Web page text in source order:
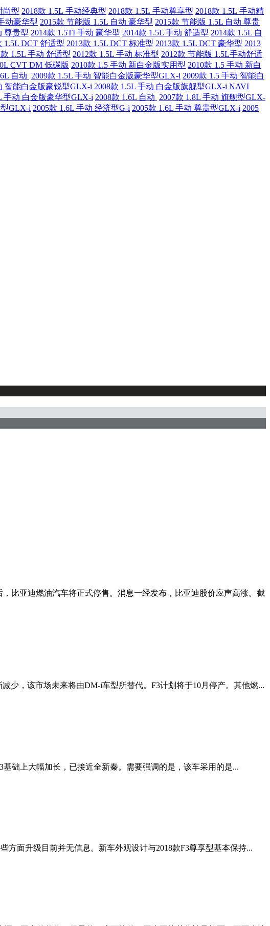
尚型 2018款 1.5L 手动经典型 2018款 1.5L 手动尊享型 2018款 1.5L 手动精
动豪华型 2015款 节能版 1.5L 自动 豪华型 2015款 节能版 1.5L 自动 尊贵
尊贵型 2014款 1.5TI 手动 豪华型 2014款 1.5L 手动 舒适型 2014款 1.5L 自
1.5L DCT 舒适型 2013款 1.5L DCT 标准型 2013款 1.5L DCT 豪华型 2013
款 1.5L 手动 舒适型 2012款 1.5L 手动 标准型 2012款 节能版 1.5L手动舒适
CVT DM 低碳版 2010款 1.5 手动 新白金版实用型 2010款 1.5 手动 新白
自动 2009款 1.5L 手动 智能白金版豪华型GLX-i 2009款 1.5 手动 智能白
智能白金版豪锐型GLX-i 2008款 1.5L 手动 白金版旗舰型GLX-i NAVI
手动 白金版豪华型GLX-i 2008款 1.6L 自动 2007款 1.8L 手动 旗舰型GLX-
型GLX-i 2005款 1.6L 手动 经济型G-i 2005款 1.6L 手动 尊贵型GLX-i 2005
比亚迪燃油汽车将正式停售。消息一经发布，比亚迪股价应声高涨。截
少，该市场未来将由DM-i车型所替代。F3计划将于10月停产。其他燃...
础上大幅加长，已接近全新秦。需要强调的是，该车采用的是...
方面升级目前并无信息。新车外观设计与2018款F3尊享型基本保持...